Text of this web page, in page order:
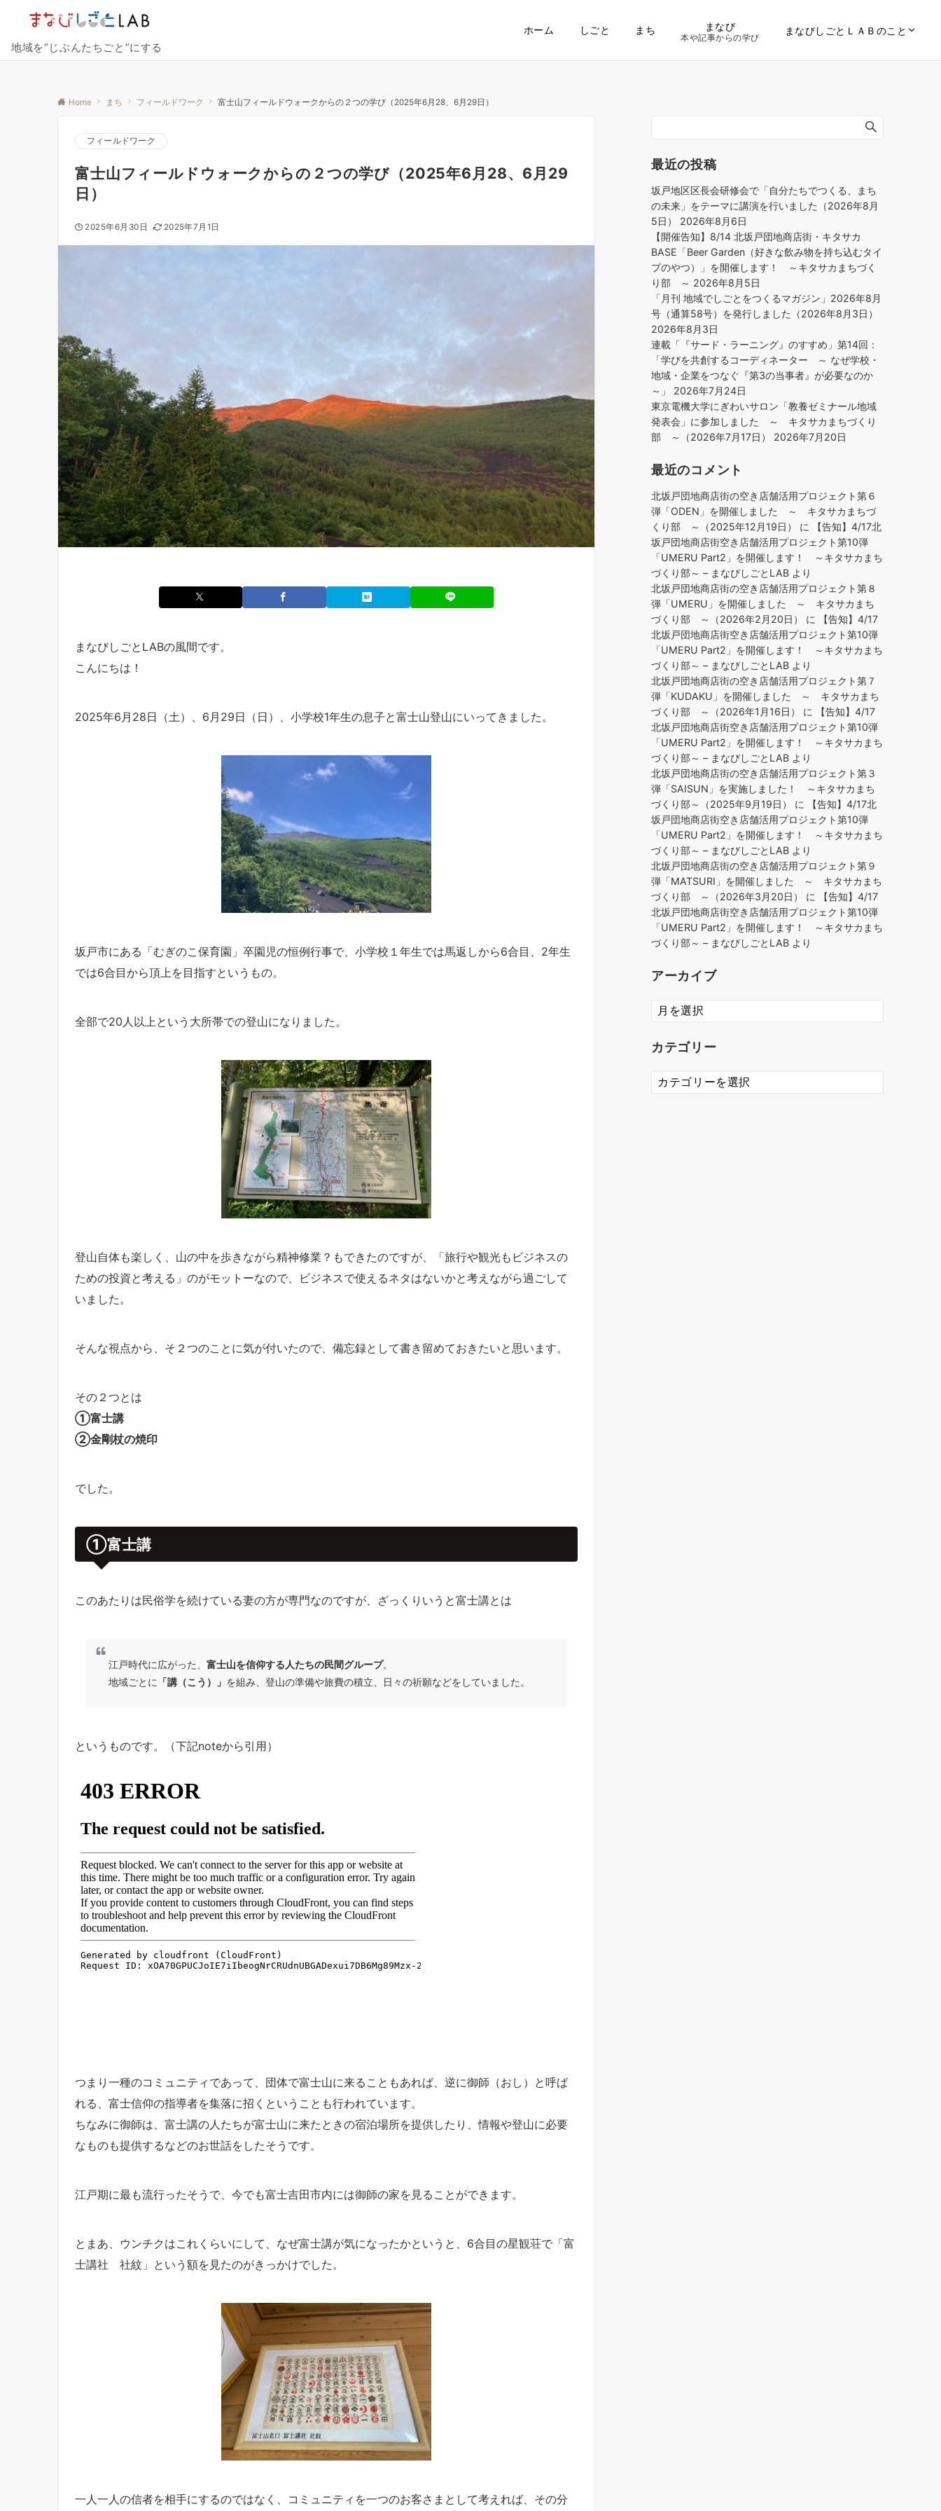
地域を”じぶんたちごと”にする
ホーム しごと まち まなび
本や記事からの学び
まなびしごとＬＡＢのこと
Home まち フィールドワーク 富士山フィールドウォークからの２つの学び（2025年6月28、6月29日）
フィールドワーク
富士山フィールドウォークからの２つの学び（2025年6月28、6月29
日）
2025年6月30日 2025年7月1日
まなびしごとLABの風間です。
こんにちは！
2025年6月28日（土）、6月29日（日）、小学校1年生の息子と富士山登山にいってきました。
坂戸市にある「むぎのこ保育園」卒園児の恒例行事で、小学校１年生では馬返しから6合目、2年生
では6合目から頂上を目指すというもの。
全部で20人以上という大所帯での登山になりました。
登山自体も楽しく、山の中を歩きながら精神修業？もできたのですが、「旅行や観光もビジネスの
ための投資と考える」のがモットーなので、ビジネスで使えるネタはないかと考えながら過ごして
いました。
そんな視点から、そ２つのことに気が付いたので、備忘録として書き留めておきたいと思います。
その２つとは
①富士講
②金剛杖の焼印
でした。
①富士講
このあたりは民俗学を続けている妻の方が専門なのですが、ざっくりいうと富士講とは
江戸時代に広がった、 富士山を信仰する人たちの民間グループ。
地域ごとに 「講（こう）」 を組み、登山の準備や旅費の積立、日々の祈願などをしていました。
というものです。（下記noteから引用）
つまり一種のコミュニティであって、団体で富士山に来ることもあれば、逆に御師（おし）と呼ば
れる、富士信仰の指導者を集落に招くということも行われています。
ちなみに御師は、富士講の人たちが富士山に来たときの宿泊場所を提供したり、情報や登山に必要
なものも提供するなどのお世話をしたそうです。
江戸期に最も流行ったそうで、今でも富士吉田市内には御師の家を見ることができます。
とまあ、ウンチクはこれくらいにして、なぜ富士講が気になったかというと、6合目の星観荘で「富
士講社 社紋」という額を見たのがきっかけでした。
一人一人の信者を相手にするのではなく、コミュニティを一つのお客さまとして考えれば、その分
最近の投稿
坂戸地区区長会研修会で「自分たちでつくる、まち
の未来」をテーマに講演を行いました（2026年8月
5日）
2026年8月6日
【開催告知】8/14 北坂戸団地商店街・キタサカ
BASE「Beer Garden（好きな飲み物を持ち込むタイ
プのやつ）」を開催します！ ～キタサカまちづく
り部 ～ 2026年8月5日
「月刊 地域でしごとをつくるマガジン」2026年8月
号（通算58号）を発行しました（2026年8月3日）
2026年8月3日
連載「『サード・ラーニング』のすすめ」第14回：
「学びを共創するコーディネーター ～ なぜ学校・
地域・企業をつなぐ『第3の当事者』が必要なのか
～」
2026年7月24日
東京電機大学にぎわいサロン「教養ゼミナール地域
発表会」に参加しました ～ キタサカまちづくり
部 ～（2026年7月17日）
2026年7月20日
最近のコメント
北坂戸団地商店街の空き店舗活用プロジェクト第６
弾「ODEN」を開催しました ～ キタサカまちづ
くり部 ～（2025年12月19日）
に
【告知】4/17北
坂戸団地商店街空き店舗活用プロジェクト第10弾
「UMERU Part2」を開催します！ ～キタサカまち
づくり部～ – まなびしごとLAB より
北坂戸団地商店街の空き店舗活用プロジェクト第８
弾「UMERU」を開催しました ～ キタサカまち
づくり部 ～（2026年2月20日）
に
【告知】4/17
北坂戸団地商店街空き店舗活用プロジェクト第10弾
「UMERU Part2」を開催します！ ～キタサカまち
づくり部～ – まなびしごとLAB より
北坂戸団地商店街の空き店舗活用プロジェクト第７
弾「KUDAKU」を開催しました ～ キタサカまち
づくり部 ～（2026年1月16日）
に
【告知】4/17
北坂戸団地商店街空き店舗活用プロジェクト第10弾
「UMERU Part2」を開催します！ ～キタサカまち
づくり部～ – まなびしごとLAB より
北坂戸団地商店街の空き店舗活用プロジェクト第３
弾「SAISUN」を実施しました！ ～キタサカまち
づくり部～（2025年9月19日）
に
【告知】4/17北
坂戸団地商店街空き店舗活用プロジェクト第10弾
「UMERU Part2」を開催します！ ～キタサカまち
づくり部～ – まなびしごとLAB より
北坂戸団地商店街の空き店舗活用プロジェクト第９
弾「MATSURI」を開催しました ～ キタサカまち
づくり部 ～（2026年3月20日）
に
【告知】4/17
北坂戸団地商店街空き店舗活用プロジェクト第10弾
「UMERU Part2」を開催します！ ～キタサカまち
づくり部～ – まなびしごとLAB より
アーカイブ
ア
ー
イ
カテゴリー
カ
テ